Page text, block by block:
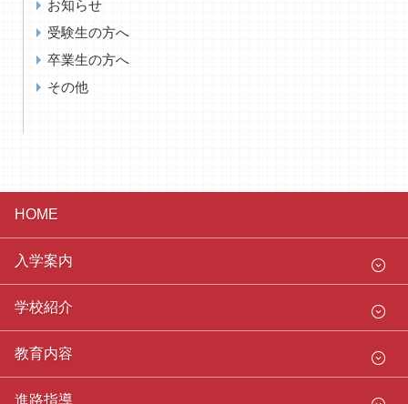
お知らせ
受験生の方へ
卒業生の方へ
その他
HOME
入学案内
学校紹介
教育内容
進路指導